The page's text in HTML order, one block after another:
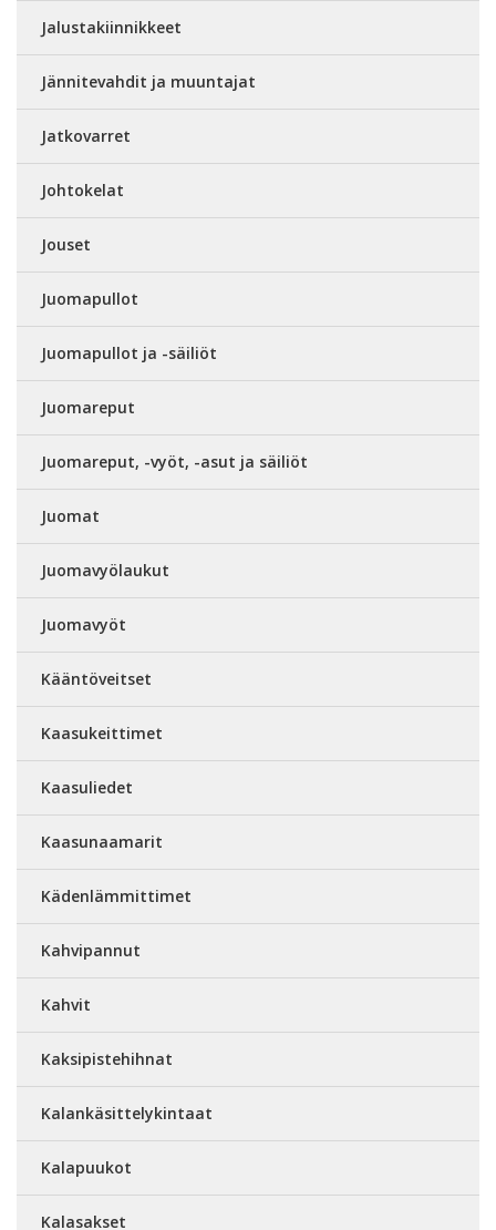
Jalustakiinnikkeet
Jännitevahdit ja muuntajat
Jatkovarret
Johtokelat
Jouset
Juomapullot
Juomapullot ja -säiliöt
Juomareput
Juomareput, -vyöt, -asut ja säiliöt
Juomat
Juomavyölaukut
Juomavyöt
Kääntöveitset
Kaasukeittimet
Kaasuliedet
Kaasunaamarit
Kädenlämmittimet
Kahvipannut
Kahvit
Kaksipistehihnat
Kalankäsittelykintaat
Kalapuukot
Kalasakset